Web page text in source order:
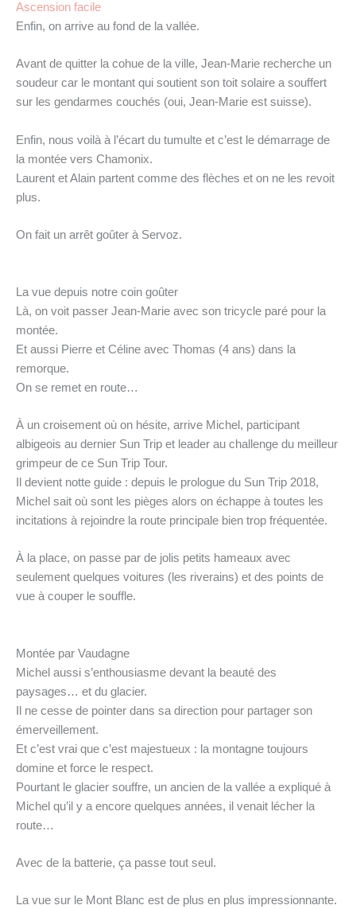
Ascension facile
Enfin, on arrive au fond de la vallée.
Avant de quitter la cohue de la ville, Jean-Marie recherche un
soudeur car le montant qui soutient son toit solaire a souffert
sur les gendarmes couchés (oui, Jean-Marie est suisse).
Enfin, nous voilà à l’écart du tumulte et c’est le démarrage de
la montée vers Chamonix.
Laurent et Alain partent comme des flèches et on ne les revoit
plus.
On fait un arrêt goûter à Servoz.
La vue depuis notre coin goûter
Là, on voit passer Jean-Marie avec son tricycle paré pour la
montée.
Et aussi Pierre et Céline avec Thomas (4 ans) dans la
remorque.
On se remet en route…
À un croisement où on hésite, arrive Michel, participant
albigeois au dernier Sun Trip et leader au challenge du meilleur
grimpeur de ce Sun Trip Tour.
Il devient notte guide : depuis le prologue du Sun Trip 2018,
Michel sait où sont les pièges alors on échappe à toutes les
incitations à rejoindre la route principale bien trop fréquentée.
À la place, on passe par de jolis petits hameaux avec
seulement quelques voitures (les riverains) et des points de
vue à couper le souffle.
Montée par Vaudagne
Michel aussi s’enthousiasme devant la beauté des
paysages… et du glacier.
Il ne cesse de pointer dans sa direction pour partager son
émerveillement.
Et c’est vrai que c’est majestueux : la montagne toujours
domine et force le respect.
Pourtant le glacier souffre, un ancien de la vallée a expliqué à
Michel qu’il y a encore quelques années, il venait lécher la
route…
Avec de la batterie, ça passe tout seul.
La vue sur le Mont Blanc est de plus en plus impressionnante.